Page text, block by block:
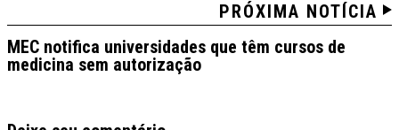
PRÓXIMA NOTÍCIA
MEC notifica universidades que têm cursos de
medicina sem autorização